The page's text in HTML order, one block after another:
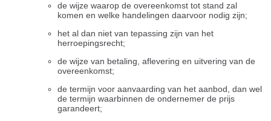
de wijze waarop de overeenkomst tot stand zal
komen en welke handelingen daarvoor nodig zijn;
het al dan niet van tepassing zijn van het
herroepingsrecht;
de wijze van betaling, aflevering en uitvering van de
overeenkomst;
de termijn voor aanvaarding van het aanbod, dan wel
de termijn waarbinnen de ondernemer de prijs
garandeert;